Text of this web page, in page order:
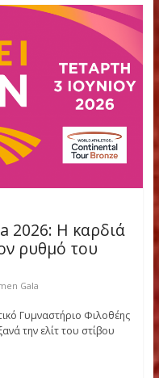
VELAZCO CUB
13.84m Gabriela PETROVA